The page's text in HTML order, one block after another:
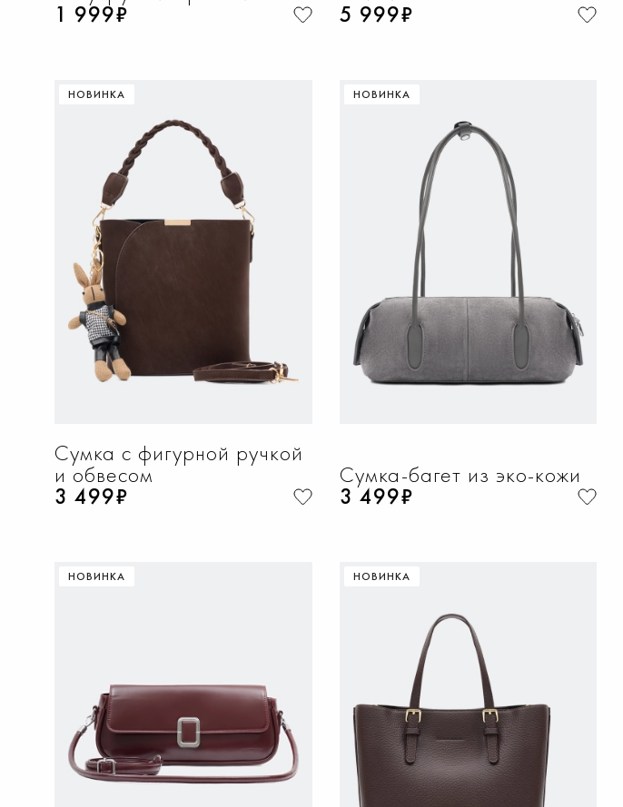
ДОБАВИТЬ В КОРЗИНУ
M
1 999₽
ДОБАВИТЬ В КОРЗИНУ
37 39
5 999₽
НОВИНКА
ДОБАВИТЬ В КОРЗИНУ
One
Сумка с фигурной ручкой
и обвесом
3 499₽
НОВИНКА
ДОБАВИТЬ В КОРЗИНУ
One
Сумка-багет из эко-кожи
3 499₽
НОВИНКА НОВИНКА